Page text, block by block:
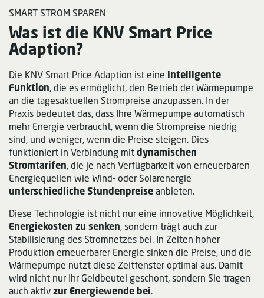
SMART STROM SPAREN
Was ist die KNV Smart Price
Adaption?
Die KNV Smart Price Adaption ist eine intelligente
Funktion, die es ermöglicht, den Betrieb der Wärmepumpe
an die tagesaktuellen Strompreise anzupassen. In der
Praxis bedeutet das, dass Ihre Wärmepumpe automatisch
mehr Energie verbraucht, wenn die Strompreise niedrig
sind, und weniger, wenn die Preise steigen. Dies
funktioniert in Verbindung mit dynamischen
Stromtarifen, die je nach Verfügbarkeit von erneuerbaren
Energiequellen wie Wind- oder Solarenergie
unterschiedliche Stundenpreise anbieten.
Diese Technologie ist nicht nur eine innovative Möglichkeit,
Energiekosten zu senken, sondern trägt auch zur
Stabilisierung des Stromnetzes bei. In Zeiten hoher
Produktion erneuerbarer Energie sinken die Preise, und die
Wärmepumpe nutzt diese Zeitfenster optimal aus. Damit
wird nicht nur Ihr Geldbeutel geschont, sondern Sie tragen
auch aktiv zur Energiewende bei.